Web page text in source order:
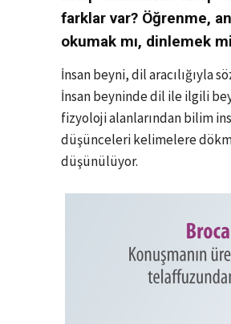
farklar var? Öğrenme,
okumak mı, dinlemek
İnsan beyni, dil aracılığıyla
İnsan beyninde dil ile ilgili
fizyoloji alanlarından bilim
düşünceleri kelimelere
düşünülüyor.